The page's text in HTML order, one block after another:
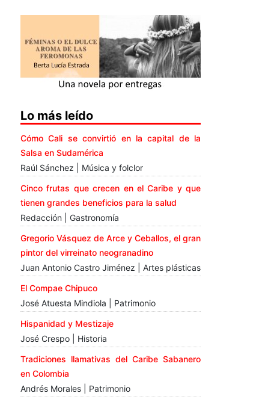
Lo más leído
Cómo Cali se convirtió en la capital de la
Salsa en Sudamérica
Raúl Sánchez | Música y folclor
Cinco frutas que crecen en el Caribe y que
tienen grandes beneficios para la salud
Redacción | Gastronomía
Gregorio Vásquez de Arce y Ceballos, el gran
pintor del virreinato neogranadino
Juan Antonio Castro Jiménez | Artes plásticas
El Compae Chipuco
José Atuesta Mindiola | Patrimonio
Hispanidad y Mestizaje
José Crespo | Historia
Tradiciones llamativas del Caribe Sabanero
en Colombia
Andrés Morales | Patrimonio